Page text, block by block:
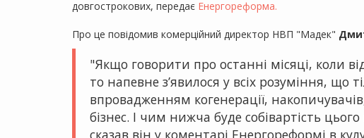
довгострокових, передає Енергореформа.
Про це повідомив комерційний директор НВП "Мадек"
"Якщо говорити про останні місяці, коли
то напевне з’явилося у всіх розуміння, що
впровадженням когенерації,
бізнес. І чим нижча буде собівартість